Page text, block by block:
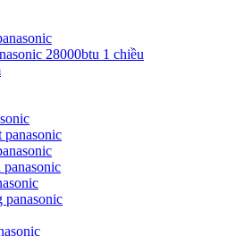
28000btu 1 chiều
panasonic
panasonic
panasonic